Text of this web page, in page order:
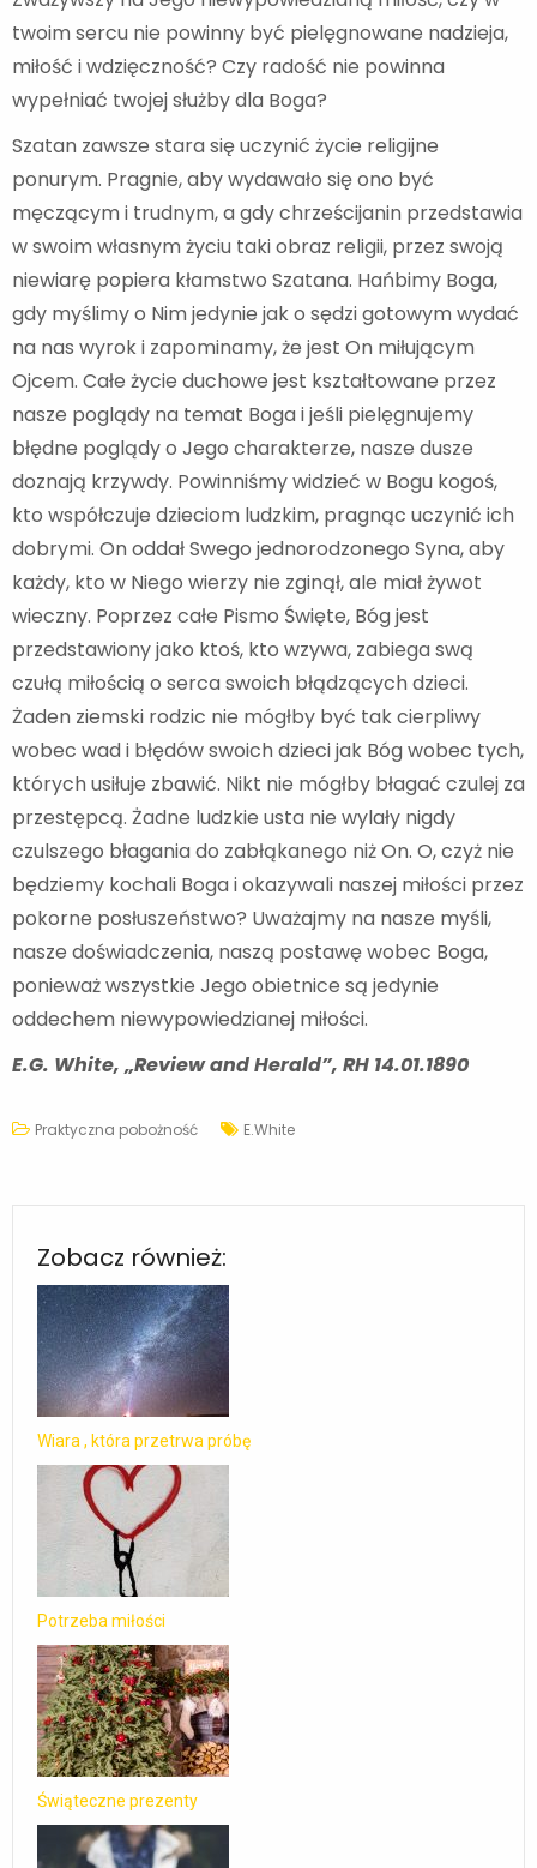
twoim sercu nie powinny być pielęgnowane nadzieja,
miłość i wdzięczność? Czy radość nie powinna
wypełniać twojej służby dla Boga?
Szatan zawsze stara się uczynić życie religijne
ponurym. Pragnie, aby wydawało się ono być
męczącym i trudnym, a gdy chrześcijanin przedstawia
w swoim własnym życiu taki obraz religii, przez swoją
niewiarę popiera kłamstwo Szatana. Hańbimy Boga,
gdy myślimy o Nim jedynie jak o sędzi gotowym wydać
na nas wyrok i zapominamy, że jest On miłującym
Ojcem. Całe życie duchowe jest kształtowane przez
nasze poglądy na temat Boga i jeśli pielęgnujemy
błędne poglądy o Jego charakterze, nasze dusze
doznają krzywdy. Powinniśmy widzieć w Bogu kogoś,
kto współczuje dzieciom ludzkim, pragnąc uczynić ich
dobrymi. On oddał Swego jednorodzonego Syna, aby
każdy, kto w Niego wierzy nie zginął, ale miał żywot
wieczny. Poprzez całe Pismo Święte, Bóg jest
przedstawiony jako ktoś, kto wzywa, zabiega swą
czułą miłością o serca swoich błądzących dzieci.
Żaden ziemski rodzic nie mógłby być tak cierpliwy
wobec wad i błędów swoich dzieci jak Bóg wobec tych,
których usiłuje zbawić. Nikt nie mógłby błagać czulej za
przestępcą. Żadne ludzkie usta nie wylały nigdy
czulszego błagania do zabłąkanego niż On. O, czyż nie
będziemy kochali Boga i okazywali naszej miłości przez
pokorne posłuszeństwo? Uważajmy na nasze myśli,
nasze doświadczenia, naszą postawę wobec Boga,
ponieważ wszystkie Jego obietnice są jedynie
oddechem niewypowiedzianej miłości.
E.G. White, „Review and Herald”, RH 14.01.1890
Praktyczna pobożność E.White
Zobacz również:
Wiara , która przetrwa próbę
Potrzeba miłości
Świąteczne prezenty